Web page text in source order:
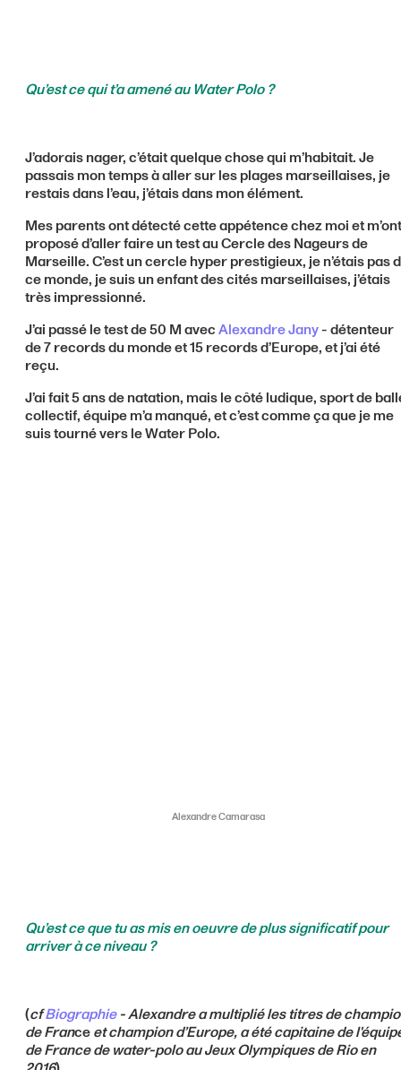
Qu’est ce qui t’a amené au Water Polo ?
J’adorais nager, c’était quelque chose qui m’habitait. Je
passais mon temps à aller sur les plages marseillaises, je
restais dans l’eau, j’étais dans mon élément.
Mes parents ont détecté cette appétence chez moi et m’ont
proposé d’aller faire un test au Cercle des Nageurs de
Marseille. C’est un cercle hyper prestigieux, je n’étais pas
ce monde, je suis un enfant des cités marseillaises, j’étais
très impressionné.
J’ai passé le test de 50 M avecAlexandre Jany- détenteur
de 7 records du monde et 15 records d’Europe, et j’ai été
reçu.
J’ai fait 5 ans de natation, mais le côté ludique, sport de
collectif, équipe m’a manqué, et c’est comme ça que je me
suis tourné vers le Water Polo.
Alexandre Camarasa
Qu’est ce que tu as mis en oeuvre de plus significatif pour
arriver à ce niveau ?
(cfBiographie- Alexandre a multiplié les titres de
de Franceet champion d’Europe, a été capitaine de
de France de water-polo au Jeux Olympiques de Rio en